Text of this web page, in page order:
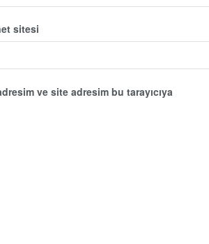
sitesi
ve site adresim bu tarayıcıya